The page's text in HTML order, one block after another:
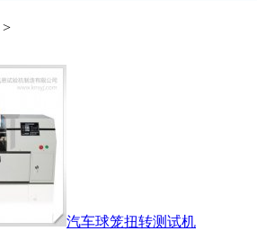
>
汽车球笼扭转测试机